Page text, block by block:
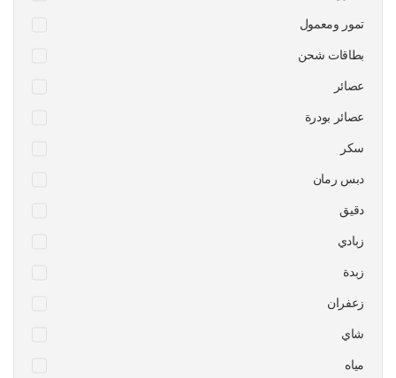
تمور ومعمول
بطاقات شحن
عصائر
عصائر بودرة
سكر
دبس رمان
دقيق
زبادي
زبدة
زعفران
شاي
مياه